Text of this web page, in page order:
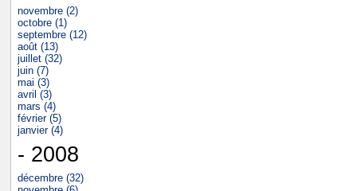
novembre (2)
octobre (1)
septembre (12)
août (13)
juillet (32)
juin (7)
mai (3)
avril (3)
mars (4)
février (5)
janvier (4)
- 2008
décembre (32)